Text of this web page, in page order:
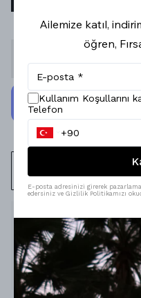
Stoğa
Ürün Açıklaması
Model Ölçüleri : 167cm/53kg
Modelin Beden : S beden
Ürün İçeriği : -
Ürün Boyu : -
Ailemize katıl,
öğren,
Kullanım Koşullarını
Telefon
E-posta adresinizi girerek
edersiniz ve Gizlilik Politikamızı